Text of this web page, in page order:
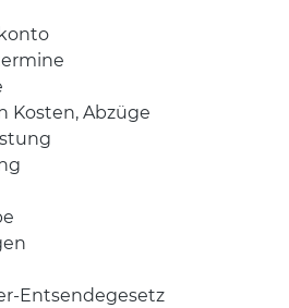
Kosten, Abzüge
Entsendegesetz